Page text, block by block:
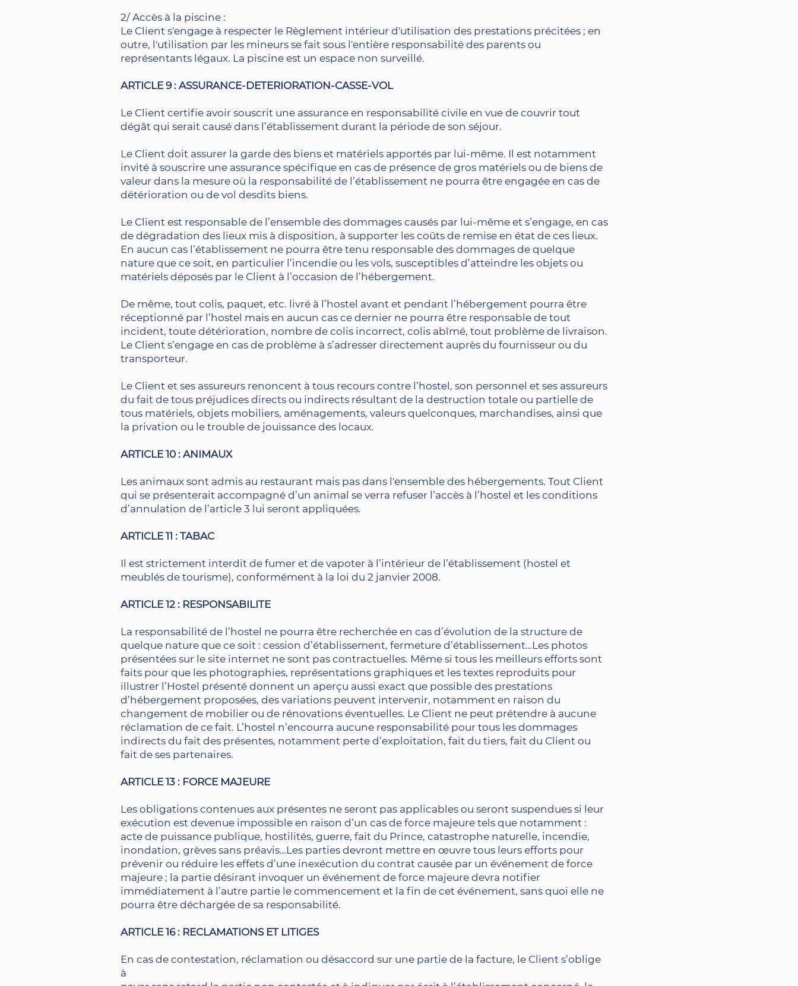
2/ Accès à la piscine :
Le Client s'engage à respecter le Règlement intérieur d'utilisation des prestations précitées ; en
outre, l'utilisation par les mineurs se fait sous l'entière responsabilité des parents ou
représentants légaux. La piscine est un espace non surveillé.
ARTICLE 9 : ASSURANCE-DETERIORATION-CASSE-VOL
Le Client certifie avoir souscrit une assurance en responsabilité civile en vue de couvrir tout
dégât qui serait causé dans l’établissement durant la période de son séjour.
Le Client doit assurer la garde des biens et matériels apportés par lui-même. Il est notamment
invité à souscrire une assurance spécifique en cas de présence de gros matériels ou de biens de
valeur dans la mesure où la responsabilité de l’établissement ne pourra être engagée en cas de
détérioration ou de vol desdits biens.
Le Client est responsable de l’ensemble des dommages causés par lui-même et s’engage, en cas
de dégradation des lieux mis à disposition, à supporter les coûts de remise en état de ces lieux.
En aucun cas l’établissement ne pourra être tenu responsable des dommages de quelque
nature que ce soit, en particulier l’incendie ou les vols, susceptibles d’atteindre les objets ou
matériels déposés par le Client à l’occasion de l’hébergement.
De même, tout colis, paquet, etc. livré à l’hostel avant et pendant l’hébergement pourra être
réceptionné par l’hostel mais en aucun cas ce dernier ne pourra être responsable de tout
incident, toute détérioration, nombre de colis incorrect, colis abîmé, tout problème de livraison.
Le Client s’engage en cas de problème à s’adresser directement auprès du fournisseur ou du
transporteur.
Le Client et ses assureurs renoncent à tous recours contre l’hostel, son personnel et ses assureurs
du fait de tous préjudices directs ou indirects résultant de la destruction totale ou partielle de
tous matériels, objets mobiliers, aménagements, valeurs quelconques, marchandises, ainsi que
la privation ou le trouble de jouissance des locaux.
ARTICLE 10 : ANIMAUX
Les animaux sont admis au restaurant mais pas dans l'ensemble des hébergements. Tout Client
qui se présenterait accompagné d’un animal se verra refuser l’accès à l’hostel et les conditions
d’annulation de l’article 3 lui seront appliquées.
ARTICLE 11 : TABAC
Il est strictement interdit de fumer et de vapoter à l’intérieur de l’établissement (hostel et
meublés de tourisme), conformément à la loi du 2 janvier 2008.
ARTICLE 12 : RESPONSABILITE
La responsabilité de l’hostel ne pourra être recherchée en cas d’évolution de la structure de
quelque nature que ce soit : cession d’établissement, fermeture d’établissement…Les photos
présentées sur le site internet ne sont pas contractuelles. Même si tous les meilleurs efforts sont
faits pour que les photographies, représentations graphiques et les textes reproduits pour
illustrer l’Hostel présenté donnent un aperçu aussi exact que possible des prestations
d’hébergement proposées, des variations peuvent intervenir, notamment en raison du
changement de mobilier ou de rénovations éventuelles. Le Client ne peut prétendre à aucune
réclamation de ce fait. L’hostel n’encourra aucune responsabilité pour tous les dommages
indirects du fait des présentes, notamment perte d’exploitation, fait du tiers, fait du Client ou
fait de ses partenaires.
ARTICLE 13 : FORCE MAJEURE
Les obligations contenues aux présentes ne seront pas applicables ou seront suspendues si leur
exécution est devenue impossible en raison d’un cas de force majeure tels que notamment :
acte de puissance publique, hostilités, guerre, fait du Prince, catastrophe naturelle, incendie,
inondation, grèves sans préavis…Les parties devront mettre en œuvre tous leurs efforts pour
prévenir ou réduire les effets d’une inexécution du contrat causée par un événement de force
majeure ; la partie désirant invoquer un événement de force majeure devra notifier
immédiatement à l’autre partie le commencement et la fin de cet événement, sans quoi elle ne
pourra être déchargée de sa responsabilité.
ARTICLE 16 : RECLAMATIONS ET LITIGES
En cas de contestation, réclamation ou désaccord sur une partie de la facture, le Client s’oblige
à